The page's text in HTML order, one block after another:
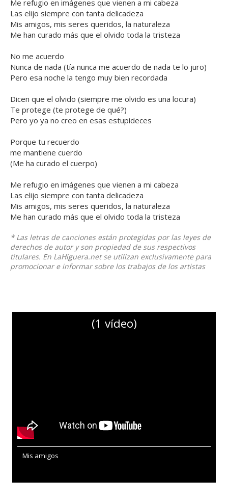
Me refugio en imágenes que vienen a mi cabeza
Las elijo siempre con tanta delicadeza
Mis amigos, mis seres queridos, la naturaleza
Me han curado más que el olvido toda la tristeza
No me acuerdo
Nunca de nada (tía nunca me acuerdo de nada te lo juro)
Pero esa noche la tengo muy bien recordada
Dicen que el olvido (siempre me olvido es una locura)
Te protege (te protege de qué?)
Pero yo ya no creo en esas estupideces
Porque tu recuerdo
me mantiene cuerdo
(Me ha curado el cuerpo)
Me refugio en imágenes que vienen a mi cabeza
Las elijo siempre con tanta delicadeza
Mis amigos, mis seres queridos, la naturaleza
Me han curado más que el olvido toda la tristeza
* Las letras de canciones están protegidas por las leyes de
derechos de autor y son propiedad de sus respectivos
titulares. En LaHiguera.net se utilizan exclusivamente para
promocionar e informar sobre los trabajos de los artistas
(1 vídeo)
Mis amigos